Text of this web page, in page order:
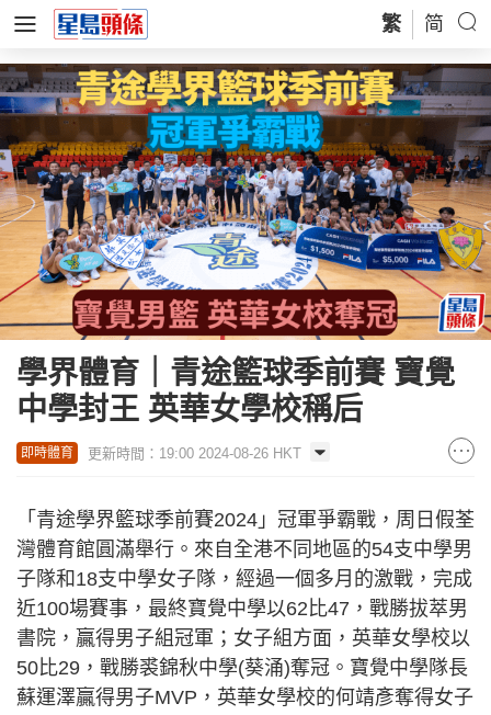
繁 简
學界體育｜青途籃球季前賽 寶覺
中學封王 英華女學校稱后
即時體育 更新時間：19:00 2024-08-26 HKT
「青途學界籃球季前賽2024」冠軍爭霸戰，周日假荃
灣體育館圓滿舉行。來自全港不同地區的54支中學男
子隊和18支中學女子隊，經過一個多月的激戰，完成
近100場賽事，最終寶覺中學以62比47，戰勝拔萃男
書院，贏得男子組冠軍；女子組方面，英華女學校以
50比29，戰勝裘錦秋中學(葵涌)奪冠。寶覺中學隊長
蘇運澤贏得男子MVP，英華女學校的何靖彥奪得女子